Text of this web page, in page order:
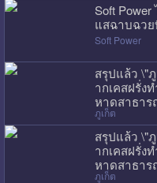
Soft
แสฉาบฉว
Soft Power
สรุปแล้ว \"
ากเคสฝรั่ง
หาดสาธาร
ภูเก็ต
สรุปแล้ว \"
ากเคสฝรั่ง
หาดสาธาร
ภูเก็ต